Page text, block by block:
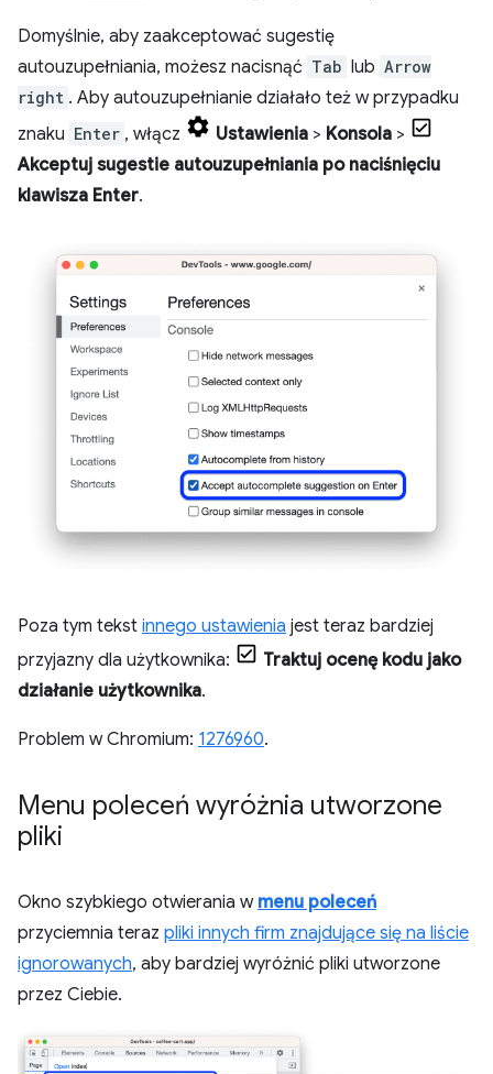
Domyślnie, aby zaakceptować sugestię
autouzupełniania, możesz nacisnąć Tab lub Arrow
right . Aby autouzupełnianie działało też w przypadku
znaku Enter , włącz Ustawienia > Konsola >
Akceptuj sugestie autouzupełniania po naciśnięciu
klawisza Enter.
Poza tym tekst innego ustawienia jest teraz bardziej
przyjazny dla użytkownika:
Traktuj ocenę kodu jako
działanie użytkownika.
Problem w Chromium: 1276960.
Menu poleceń wyróżnia utworzone
pliki
Okno szybkiego otwierania w menu poleceń
przyciemnia teraz pliki innych firm znajdujące się na liście
ignorowanych, aby bardziej wyróżnić pliki utworzone
przez Ciebie.